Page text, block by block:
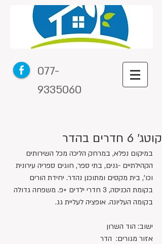
077-
9335060
קוטג' 6 חדרים בהדר
במיקום נפלא, במרחק הליכה מכל השירותים
הקהילתיים -גנים, בתי ספר, חוגים ספריה עירונית
וכו', בית מקסים ומתוכנן נהדר. יחידת הורים
בקומת הכניסה, 3 חדרי ילדים +פ. משפחה גדולה
בקומה העליונה. אופציה לעליית גג.
ישוב: הוד השרון
אזור מגורים:  הדר